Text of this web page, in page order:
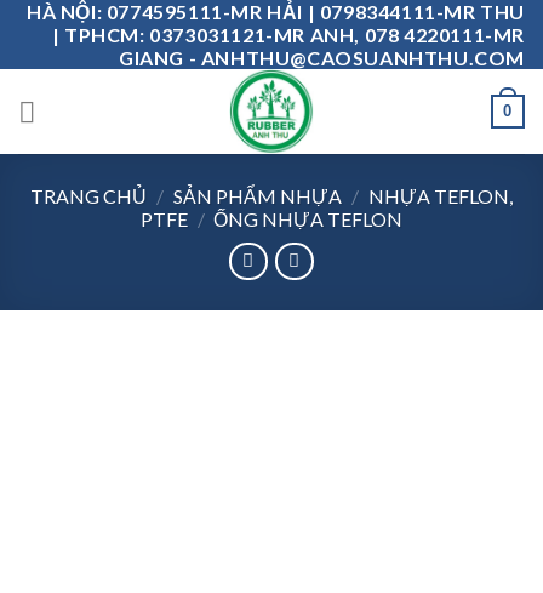
Skip
content
HÀ NỘI: 0774595111-MR HẢI | 0798344111-MR THU
| TPHCM: 0373031121-MR ANH, 078 4220111-MR
GIANG - ANHTHU@CAOSUANHTHU.COM
0
TRANG CHỦ / SẢN PHẨM NHỰA / NHỰA TEFLON,
PTFE / ỐNG NHỰA TEFLON